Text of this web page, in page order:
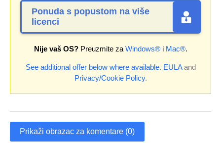
Ponuda s popustom na više
licenci
Nije vaš OS?Preuzmite za Windows®i Mac®.
See additional offer below where available. EULAand
Privacy/Cookie Policy.
Prikaži obrazac za komentare (0)